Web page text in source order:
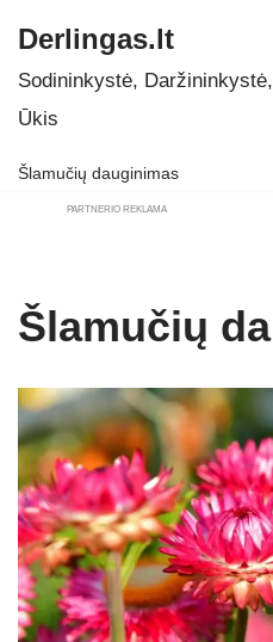
Skip
to
Derlingas.lt
Sodininkystė,
Ūkis
Šlamučių dauginimas
PARTNERIO REKLAMA
Šlamučių